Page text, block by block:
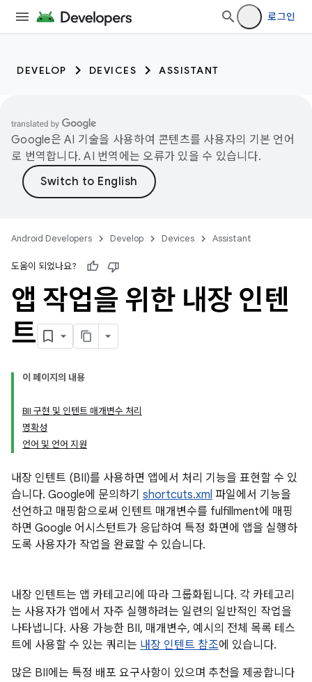
로그인
DEVELOP DEVICES ASSISTANT
Google은 AI 기술을 사용하여 콘텐츠를 사용자의 기본 언어
로 번역합니다. AI 번역에는 오류가 있을 수 있습니다.
Android Developers Develop Devices Assistant
도움이 되었나요?
앱 작업을 위한 내장 인텐
트
이 페이지의 내용
BII 구현 및 인텐트 매개변수 처리
명확성
언어 및 언어 지원
내장 인텐트 (BII)를 사용하면 앱에서 처리 기능을 표현할 수 있
습니다. Google에 문의하기 shortcuts.xml 파일에서 기능을
선언하고 매핑함으로써 인텐트 매개변수를 fulfillment에 매핑
하면 Google 어시스턴트가 응답하여 특정 화면에 앱을 실행하
도록 사용자가 작업을 완료할 수 있습니다.
내장 인텐트는 앱 카테고리에 따라 그룹화됩니다. 각 카테고리
는 사용자가 앱에서 자주 실행하려는 일련의 일반적인 작업을
나타냅니다. 사용 가능한 BII, 매개변수, 예시의 전체 목록 테스
트에 사용할 수 있는 쿼리는 내장 인텐트 참조에 있습니다.
많은 BII에는 특정 배포 요구사항이 있으며 추천을 제공합니다